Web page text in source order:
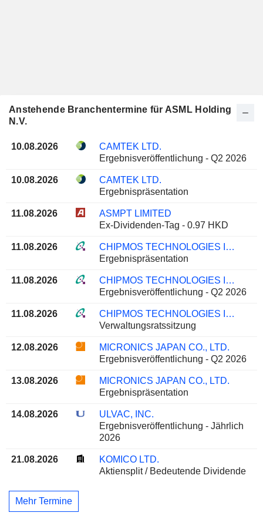
Anstehende Branchentermine für ASML Holding
N.V.
10.08.2026
CAMTEK LTD.
Ergebnisveröffentlichung - Q2 2026
10.08.2026
CAMTEK LTD.
Ergebnispräsentation
11.08.2026
ASMPT LIMITED
Ex-Dividenden-Tag - 0.97 HKD
11.08.2026
CHIPMOS TECHNOLOGIES INC.
Ergebnispräsentation
11.08.2026
CHIPMOS TECHNOLOGIES INC.
Ergebnisveröffentlichung - Q2 2026
11.08.2026
CHIPMOS TECHNOLOGIES INC.
Verwaltungsratssitzung
12.08.2026
MICRONICS JAPAN CO., LTD.
Ergebnisveröffentlichung - Q2 2026
13.08.2026
MICRONICS JAPAN CO., LTD.
Ergebnispräsentation
14.08.2026
ULVAC, INC.
Ergebnisveröffentlichung - Jährlich
2026
21.08.2026
KOMICO LTD.
Aktiensplit / Bedeutende Dividende
Mehr Termine